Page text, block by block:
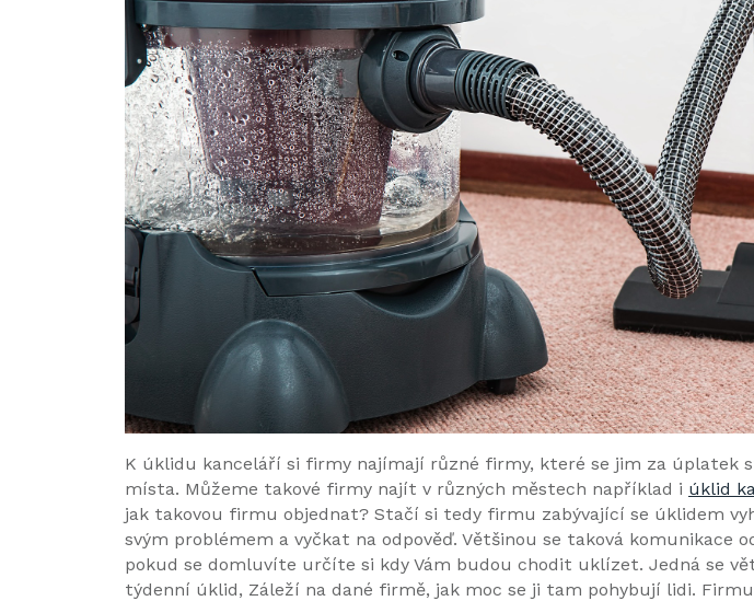
K úklidu kanceláří si firmy najímají různé firmy, které se jim za úplatek
místa. Můžeme takové firmy najít v různých městech například i úklid
jak takovou firmu objednat? Stačí si tedy firmu zabývající se úklidem
svým problémem a vyčkat na odpověď. Většinou se taková komunikace
pokud se domluvíte určíte si kdy Vám budou chodit uklízet. Jedná se
týdenní úklid, Záleží na dané firmě, jak moc se ji tam pohybují lidi.